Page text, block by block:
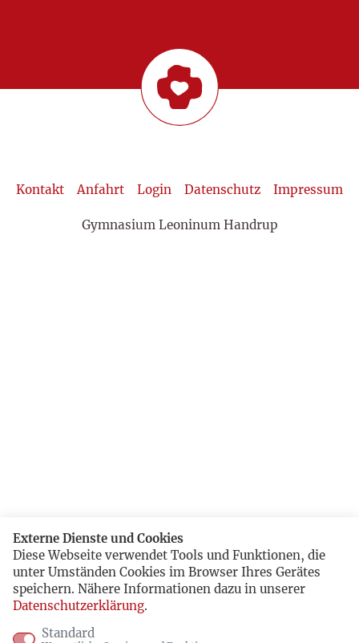
Kontakt Anfahrt Login Datenschutz Impressum
Gymnasium Leoninum Handrup
Externe Dienste und Cookies
Diese Webseite verwendet Tools und Funktionen, die
unter Umständen Cookies im Browser Ihres Gerätes
speichern. Nähere Informationen dazu in unserer
Datenschutzerklärung.
Standard